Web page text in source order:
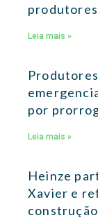
Leia mais »
por
Leia mais »
Heinze
Xavier e